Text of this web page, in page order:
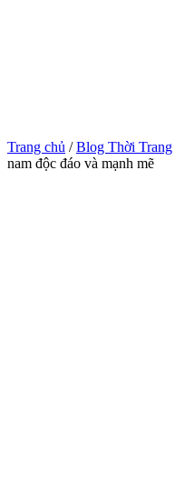
Trang chủ /Blog Thời Trang
nam độc đáo và mạnh mẽ